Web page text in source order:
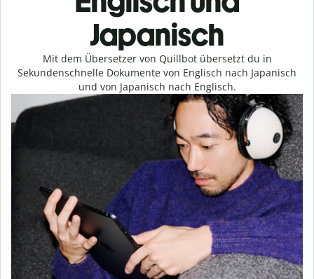
Japanisch
Mit dem Übersetzer von Quillbot übersetzt du in
Sekundenschnelle Dokumente von Englisch nach Japanisch
und von Japanisch nach Englisch.